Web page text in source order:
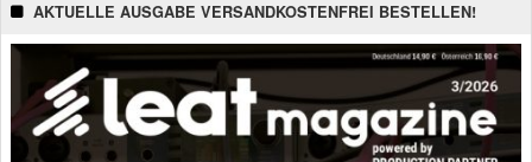
AKTUELLE AUSGABE VERSANDKOSTENFREI BESTELLEN!